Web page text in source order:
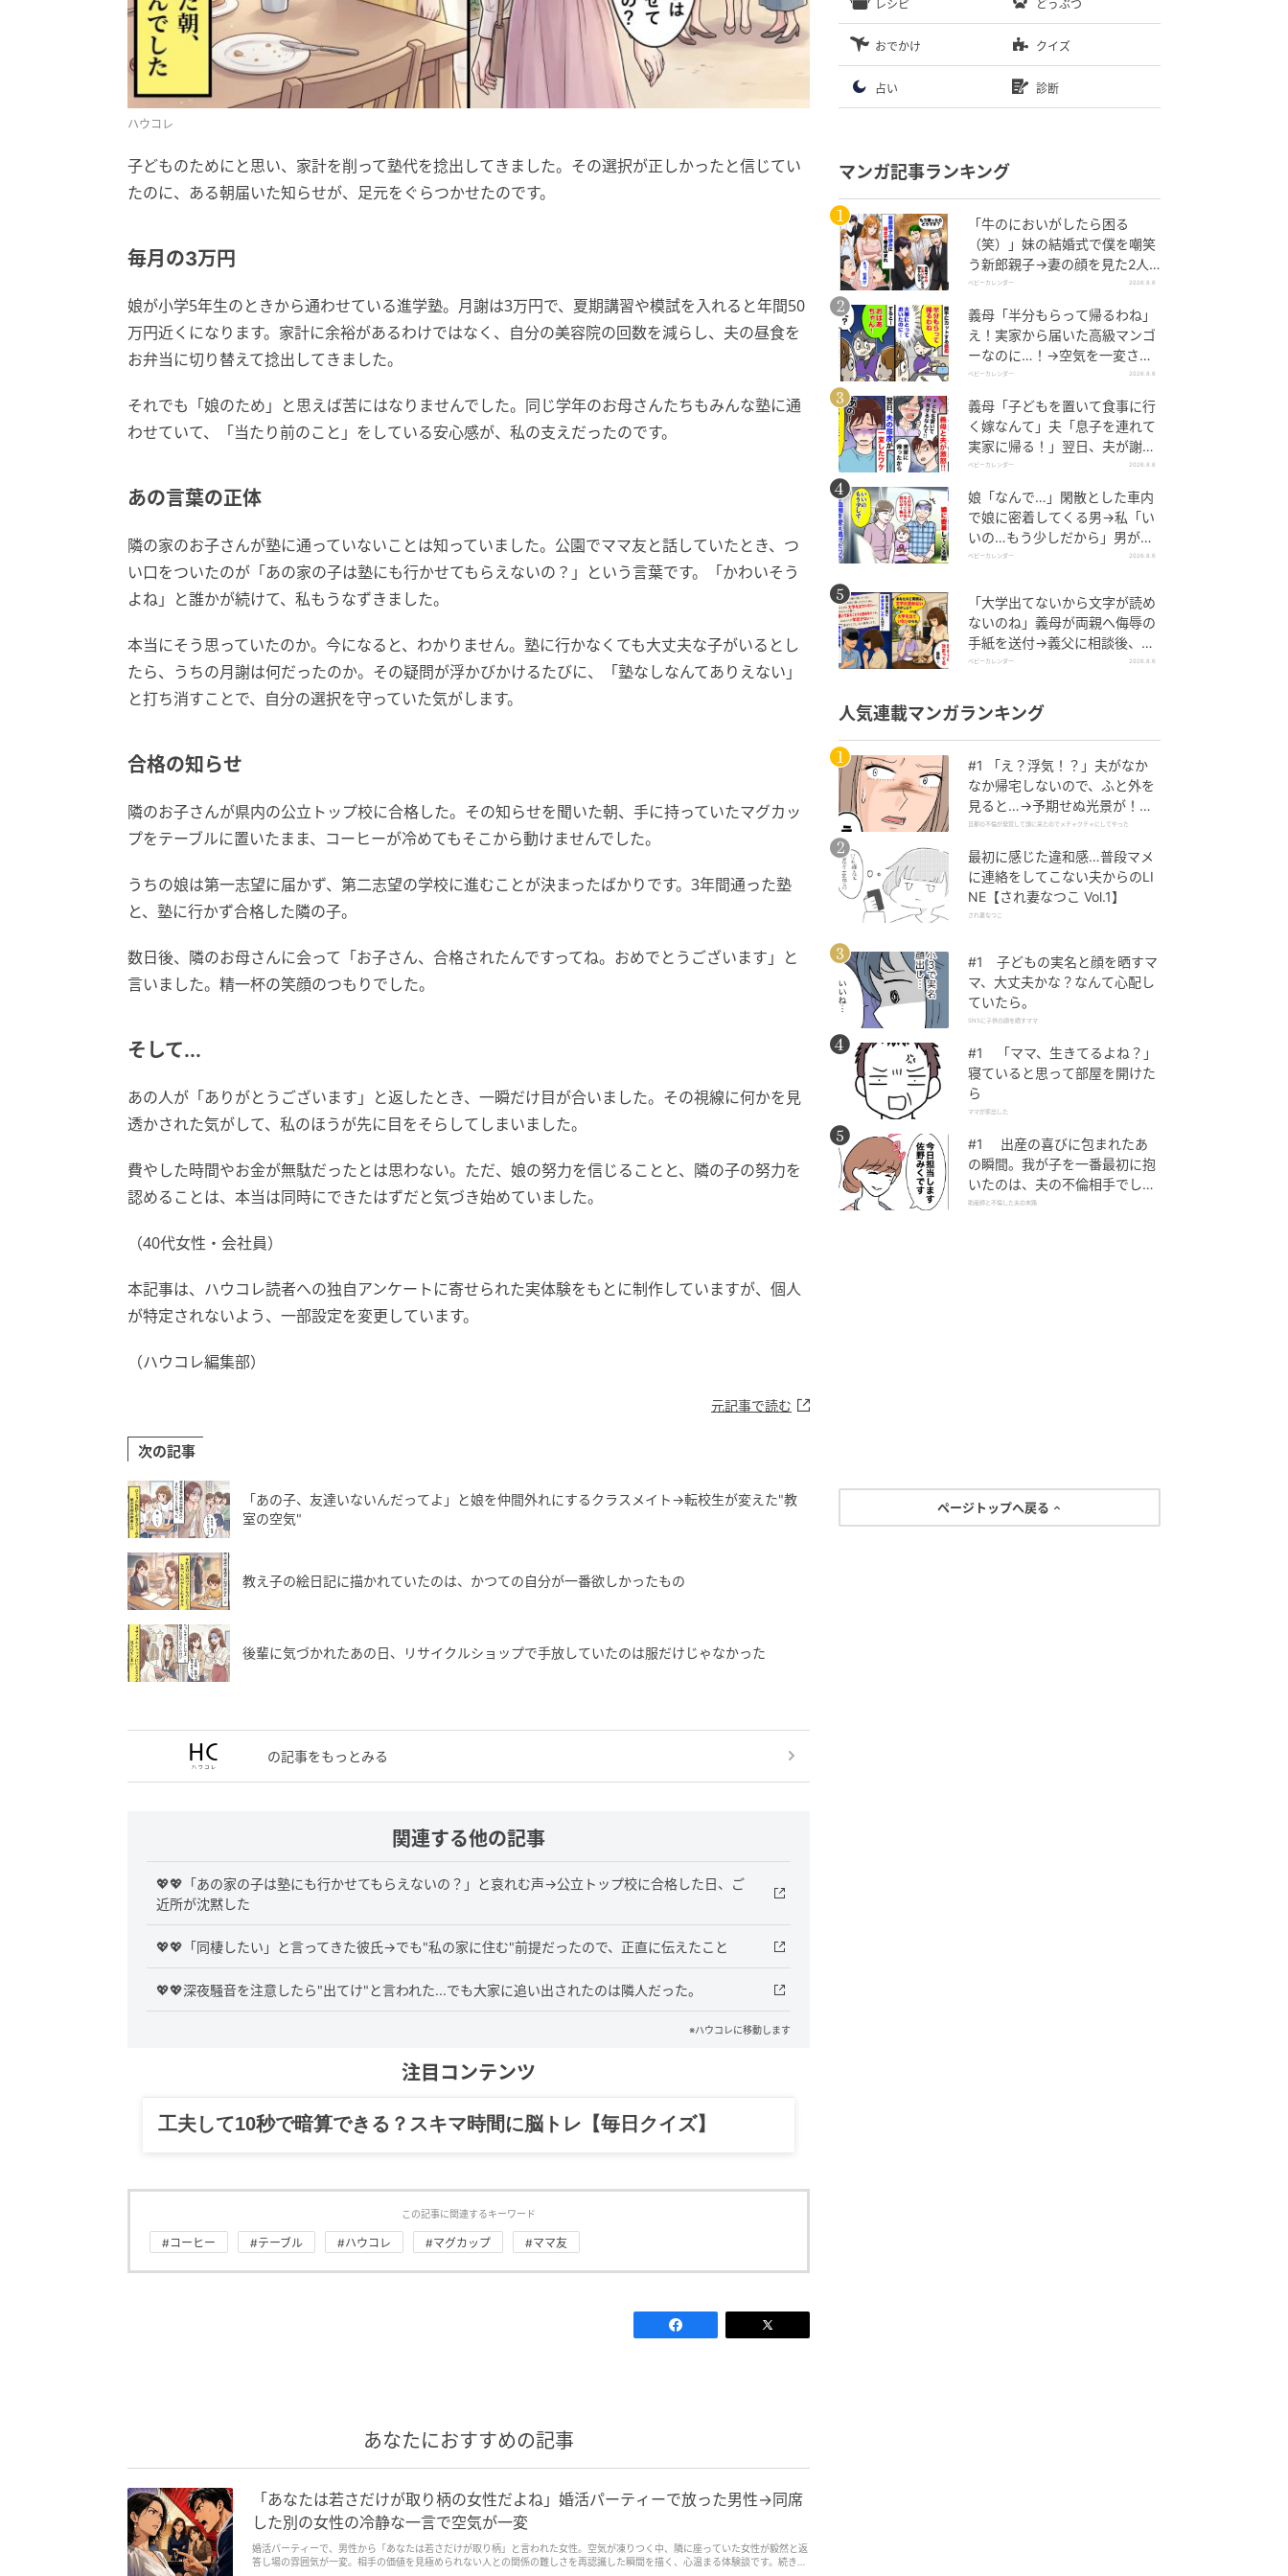
ハウコレ
子どものためにと思い、家計を削って塾代を捻出してきました。その選択が正しかったと信じてい
たのに、ある朝届いた知らせが、足元をぐらつかせたのです。
毎月の3万円
娘が小学5年生のときから通わせている進学塾。月謝は3万円で、夏期講習や模試を入れると年間50
万円近くになります。家計に余裕があるわけではなく、自分の美容院の回数を減らし、夫の昼食を
お弁当に切り替えて捻出してきました。
それでも「娘のため」と思えば苦にはなりませんでした。同じ学年のお母さんたちもみんな塾に通
わせていて、「当たり前のこと」をしている安心感が、私の支えだったのです。
あの言葉の正体
隣の家のお子さんが塾に通っていないことは知っていました。公園でママ友と話していたとき、つ
い口をついたのが「あの家の子は塾にも行かせてもらえないの？」という言葉です。「かわいそう
よね」と誰かが続けて、私もうなずきました。
本当にそう思っていたのか。今になると、わかりません。塾に行かなくても大丈夫な子がいるとし
たら、うちの月謝は何だったのか。その疑問が浮かびかけるたびに、「塾なしなんてありえない」
と打ち消すことで、自分の選択を守っていた気がします。
合格の知らせ
隣のお子さんが県内の公立トップ校に合格した。その知らせを聞いた朝、手に持っていたマグカッ
プをテーブルに置いたまま、コーヒーが冷めてもそこから動けませんでした。
うちの娘は第一志望に届かず、第二志望の学校に進むことが決まったばかりです。3年間通った塾
と、塾に行かず合格した隣の子。
数日後、隣のお母さんに会って「お子さん、合格されたんですってね。おめでとうございます」と
言いました。精一杯の笑顔のつもりでした。
そして...
あの人が「ありがとうございます」と返したとき、一瞬だけ目が合いました。その視線に何かを見
透かされた気がして、私のほうが先に目をそらしてしまいました。
費やした時間やお金が無駄だったとは思わない。ただ、娘の努力を信じることと、隣の子の努力を
認めることは、本当は同時にできたはずだと気づき始めていました。
（40代女性・会社員）
本記事は、ハウコレ読者への独自アンケートに寄せられた実体験をもとに制作していますが、個人
が特定されないよう、一部設定を変更しています。
（ハウコレ編集部）
元記事で読む
次の記事
「あの子、友達いないんだってよ」と娘を仲間外れにするクラスメイト→転校生が変えた"教
室の空気"
教え子の絵日記に描かれていたのは、かつての自分が一番欲しかったもの
後輩に気づかれたあの日、リサイクルショップで手放していたのは服だけじゃなかった
の記事をもっとみる
関連する他の記事
💖💖「あの家の子は塾にも行かせてもらえないの？」と哀れむ声→公立トップ校に合格した日、ご
近所が沈黙した
💖💖「同棲したい」と言ってきた彼氏→でも"私の家に住む"前提だったので、正直に伝えたこと
💖💖深夜騒音を注意したら"出てけ"と言われた...でも大家に追い出されたのは隣人だった。
※ハウコレに移動します
注目コンテンツ
グルメ、ギャグ、子育て、旅行記……全部、読めます。
この記事に関連するキーワード
#コーヒー #テーブル #ハウコレ #マグカップ #ママ友
あなたにおすすめの記事
「あなたは若さだけが取り柄の女性だよね」婚活パーティーで放った男性→同席
した別の女性の冷静な一言で空気が一変
婚活パーティーで、男性から「あなたは若さだけが取り柄」と言われた女性。空気が凍りつく中、隣に座っていた女性が毅然と返
答し場の雰囲気が一変。相手の価値を見極められない人との関係の難しさを再認識した瞬間を描く、心温まる体験談です。続きを
レシピ どうぶつ
おでかけ クイズ
占い 診断
マンガ記事ランキング
「牛のにおいがしたら困る
（笑）」妹の結婚式で僕を嘲笑
う新郎親子→妻の顔を見た2人
が絶句したワケ
ベビーカレンダー 2026.8.6
義母「半分もらって帰るわね」
え！実家から届いた高級マンゴ
ーなのに…！→空気を一変させ
た4歳娘の痛快な一言とは
ベビーカレンダー 2026.8.6
義母「子どもを置いて食事に行
く嫁なんて」夫「息子を連れて
実家に帰る！」翌日、夫が謝罪
してきたワケ
ベビーカレンダー 2026.8.6
娘「なんで…」閑散とした車内
で娘に密着してくる男→私「い
いの…もう少しだから」男が血
相を変え逃げたワケ
ベビーカレンダー 2026.8.6
「大学出てないから文字が読め
ないのね」義母が両親へ侮辱の
手紙を送付→義父に相談後、訪
れた末路とは
ベビーカレンダー 2026.8.6
人気連載マンガランキング
#1 「え？浮気！？」夫がなか
なか帰宅しないので、ふと外を
見ると…→予期せぬ光景が！｜
旦那の不倫が発覚して頭に来た
旦那の不倫が発覚して頭に来たのでメチャクチャにしてやった
最初に感じた違和感…普段マメ
に連絡をしてこない夫からのLI
NE【され妻なつこ Vol.1】
され妻なつこ
#1 子どもの実名と顔を晒すマ
マ、大丈夫かな？なんて心配し
ていたら。
SNSに子供の顔を晒すママ
#1 「ママ、生きてるよね？」
寝ていると思って部屋を開けた
ら
ママが家出した
#1 出産の喜びに包まれたあ
の瞬間。我が子を一番最初に抱
いたのは、夫の不倫相手でし
た。
助産師と不倫した夫の末路
ページトップへ戻る